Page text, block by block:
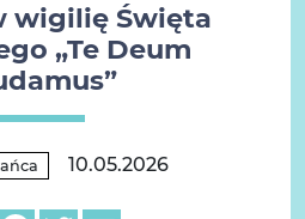
wigilię Święta
„Te Deum
10.05.2026